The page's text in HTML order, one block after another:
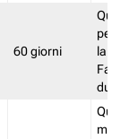
60 giorni
la